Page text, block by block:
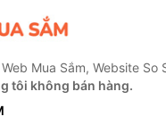
Mua Sắm, Website So
tôi không bán hàng.